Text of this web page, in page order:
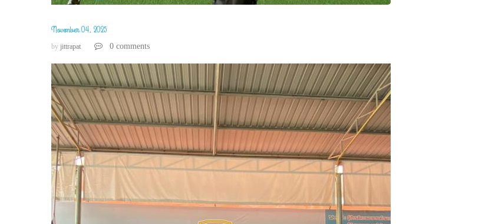
November 04, 2025
by jittrapat 0 comments